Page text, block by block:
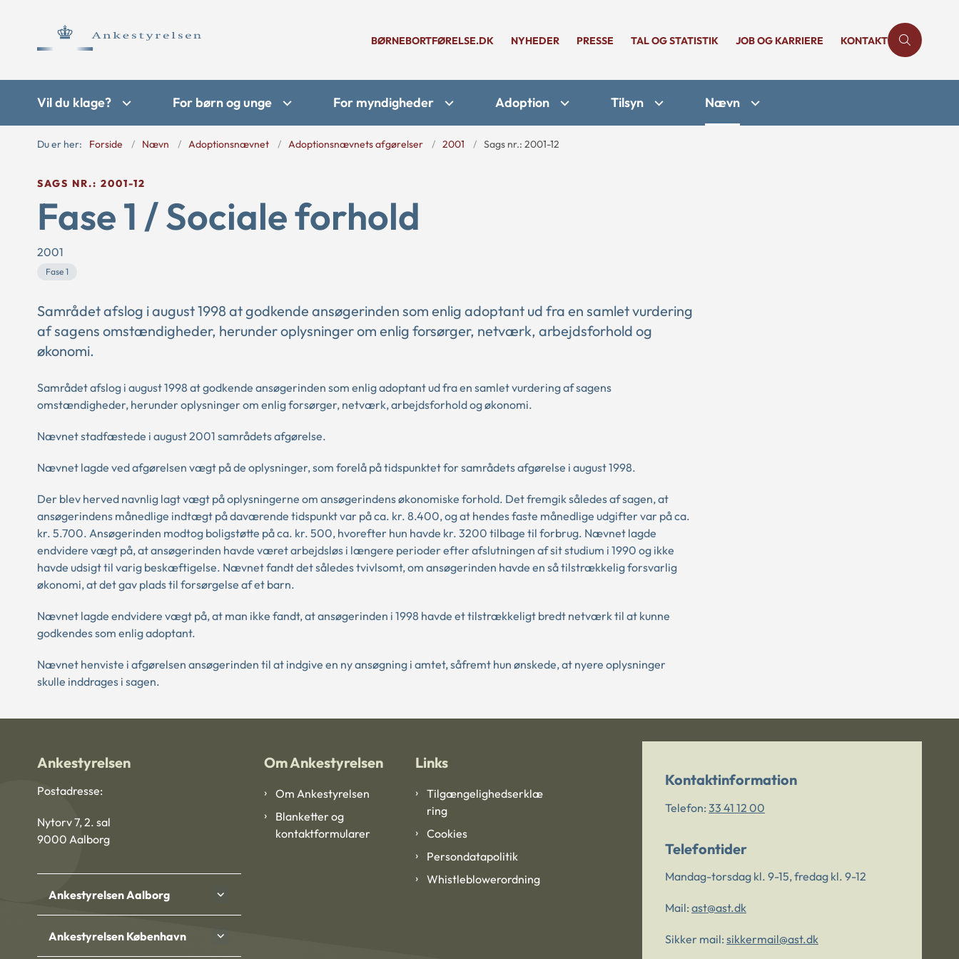
BØRNEBORTFØRELSE.DK NYHEDER PRESSE TAL OG STATISTIK JOB OG KARRIERE KONTAKT
Vil du klage? For børn og unge For myndigheder Adoption Tilsyn Nævn
Du er her: Forside Nævn Adoptionsnævnet Adoptionsnævnets afgørelser 2001 Sags nr.: 2001-12
SAGS NR.: 2001-12
Fase 1 / Sociale forhold
2001
Fase 1
Samrådet afslog i august 1998 at godkende ansøgerinden som enlig adoptant ud fra en samlet vurdering
af sagens omstændigheder, herunder oplysninger om enlig forsørger, netværk, arbejdsforhold og
økonomi.
Samrådet afslog i august 1998 at godkende ansøgerinden som enlig adoptant ud fra en samlet vurdering af sagens
omstændigheder, herunder oplysninger om enlig forsørger, netværk, arbejdsforhold og økonomi.
Nævnet stadfæstede i august 2001 samrådets afgørelse.
Nævnet lagde ved afgørelsen vægt på de oplysninger, som forelå på tidspunktet for samrådets afgørelse i august 1998.
Der blev herved navnlig lagt vægt på oplysningerne om ansøgerindens økonomiske forhold. Det fremgik således af sagen, at
ansøgerindens månedlige indtægt på daværende tidspunkt var på ca. kr. 8.400, og at hendes faste månedlige udgifter var på ca.
kr. 5.700. Ansøgerinden modtog boligstøtte på ca. kr. 500, hvorefter hun havde kr. 3200 tilbage til forbrug. Nævnet lagde
endvidere vægt på, at ansøgerinden havde været arbejdsløs i længere perioder efter afslutningen af sit studium i 1990 og ikke
havde udsigt til varig beskæftigelse. Nævnet fandt det således tvivlsomt, om ansøgerinden havde en så tilstrækkelig forsvarlig
økonomi, at det gav plads til forsørgelse af et barn.
Nævnet lagde endvidere vægt på, at man ikke fandt, at ansøgerinden i 1998 havde et tilstrækkeligt bredt netværk til at kunne
godkendes som enlig adoptant.
Nævnet henviste i afgørelsen ansøgerinden til at indgive en ny ansøgning i amtet, såfremt hun ønskede, at nyere oplysninger
skulle inddrages i sagen.
Ankestyrelsen
Postadresse:
Nytorv 7, 2. sal
9000 Aalborg
Ankestyrelsen Aalborg
Ankestyrelsen København
Om Ankestyrelsen
Om Ankestyrelsen
Blanketter og
kontaktformularer
Links
Tilgængelighedserklæ
ring
Cookies
Persondatapolitik
Whistleblowerordning
Kontaktinformation
Telefon: 33 41 12 00
Telefontider
Mandag-torsdag kl. 9-15, fredag kl. 9-12
Mail: ast@ast.dk
Sikker mail: sikkermail@ast.dk